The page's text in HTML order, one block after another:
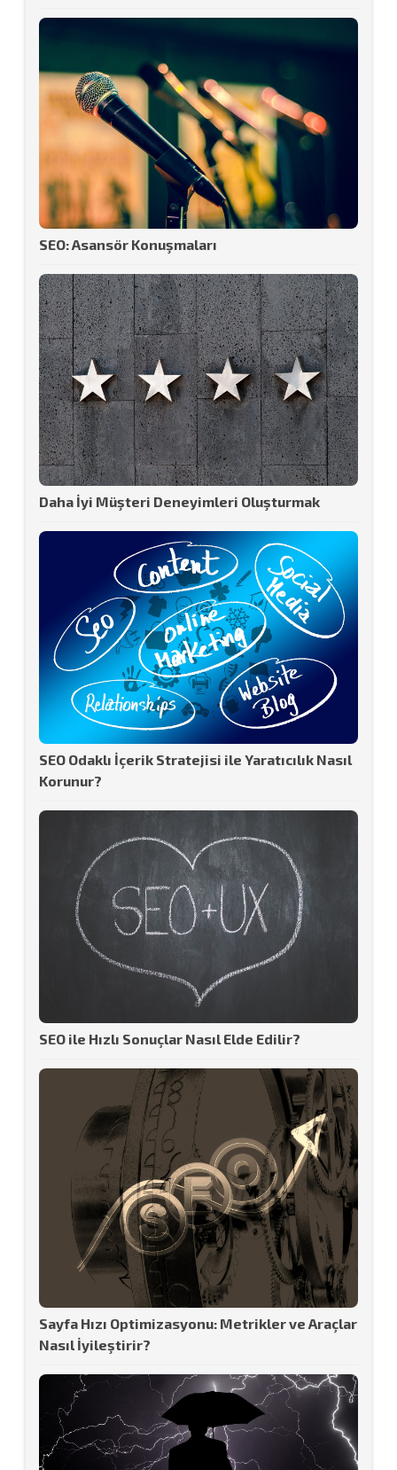
SEO: Asansör Konuşmaları
Daha İyi Müşteri Deneyimleri Oluşturmak
SEO Odaklı İçerik Stratejisi ile Yaratıcılık Nasıl
Korunur?
SEO ile Hızlı Sonuçlar Nasıl Elde Edilir?
Sayfa Hızı Optimizasyonu: Metrikler ve Araçlar
Nasıl İyileştirir?